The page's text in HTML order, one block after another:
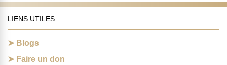
LIENS UTILES
Blogs
Faire un don